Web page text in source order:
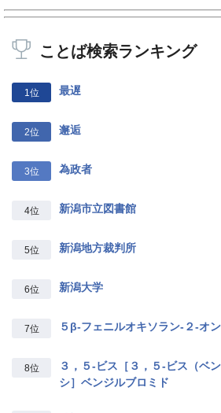
ことば検索ランキング
1位 最遅
2位 邂逅
3位 為政者
4位 新潟市立図書館
5位 新潟地方裁判所
6位 新潟大学
7位 ５β‐フェニルオキソラン‐２‐オン
8位
３，５‐ビス［３，５‐ビス（ベ
シ］ベンジルブロミド